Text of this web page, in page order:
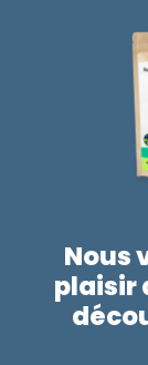
Nous
plaisir